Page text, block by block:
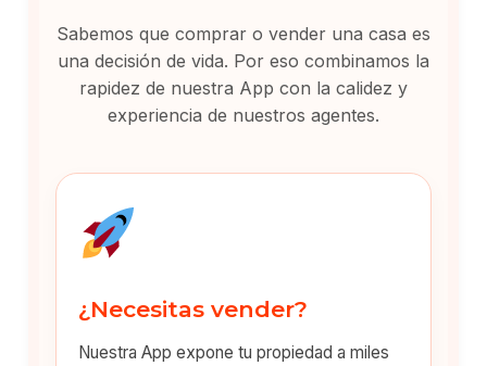
Sabemos que comprar o vender una casa es
una decisión de vida. Por eso combinamos la
rapidez de nuestra App con la calidez y
experiencia de nuestros agentes.
¿Necesitas vender?
Nuestra App expone tu propiedad a miles